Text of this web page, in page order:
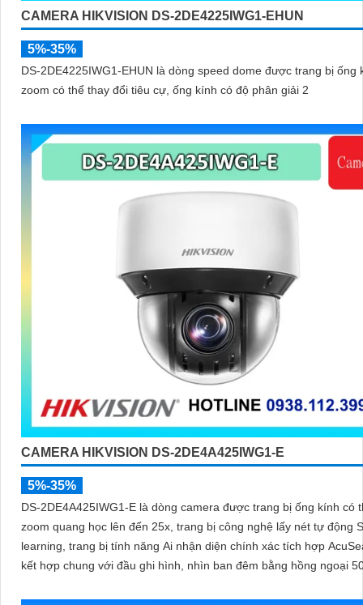
CAMERA HIKVISION DS-2DE4225IWG1-EHUN
5%-35%
DS-2DE4225IWG1-EHUN là dòng speed dome được trang bị ống
zoom có thể thay đổi tiêu cự, ống kính có độ phân giải 2
CAMERA HIKVISION DS-2DE4A425IWG1-E
5%-35%
DS-2DE4A425IWG1-E là dòng camera được trang bị ống kính có
zoom quang học lên đến 25x, trang bị công nghệ lấy nét tự động
learning, trang bị tính năng Ai nhận diện chính xác tích hợp
kết hợp chung với đầu ghi hình, nhìn ban đêm bằng hồng ngoại